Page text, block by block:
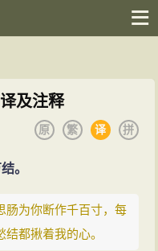
及注释
拼
译
繁
原
。
肠为你断作千百寸，每
都揪着我的心。